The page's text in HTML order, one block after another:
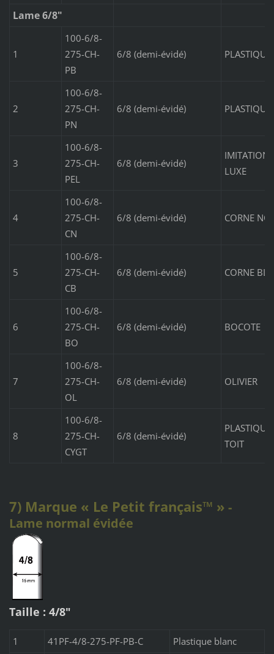
Lame 6/8"
1
100-6/8-
275-CH-
PB
6/8 (demi-évidé)
2
100-6/8-
275-CH-
PN
6/8 (demi-évidé)
3
100-6/8-
275-CH-
PEL
6/8 (demi-évidé)
IMITATION
LUXE
4
100-6/8-
275-CH-
CN
6/8 (demi-évidé) CORNE
5
100-6/8-
275-CH-
CB
6/8 (demi-évidé) CORNE
6
100-6/8-
275-CH-
BO
6/8 (demi-évidé) BOCOTE
7
100-6/8-
275-CH-
OL
6/8 (demi-évidé) OLIVIER
8
100-6/8-
275-CH-
CYGT
6/8 (demi-évidé)
TOIT
7) Marque « Le Petit français™ » -
Lame normal évidée
Taille : 4/8"
1 41PF-4/8-275-PF-PB-C
Plastique blanc